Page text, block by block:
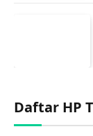
Daftar HP